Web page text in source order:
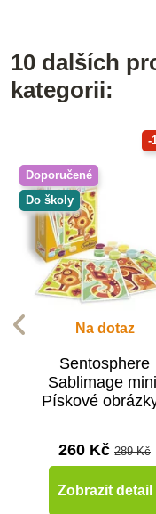
10 dalších
kategorii:
-
Doporučené
Do školy
Na dotaz
Sentosphere
Sablimage
Pískové
260 Kč 289 Kč
Zobrazit detail